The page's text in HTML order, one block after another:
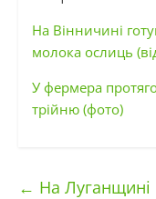
На Вінничині
молока ослиць
У фермера
трійню (фото)
← На Луганщині